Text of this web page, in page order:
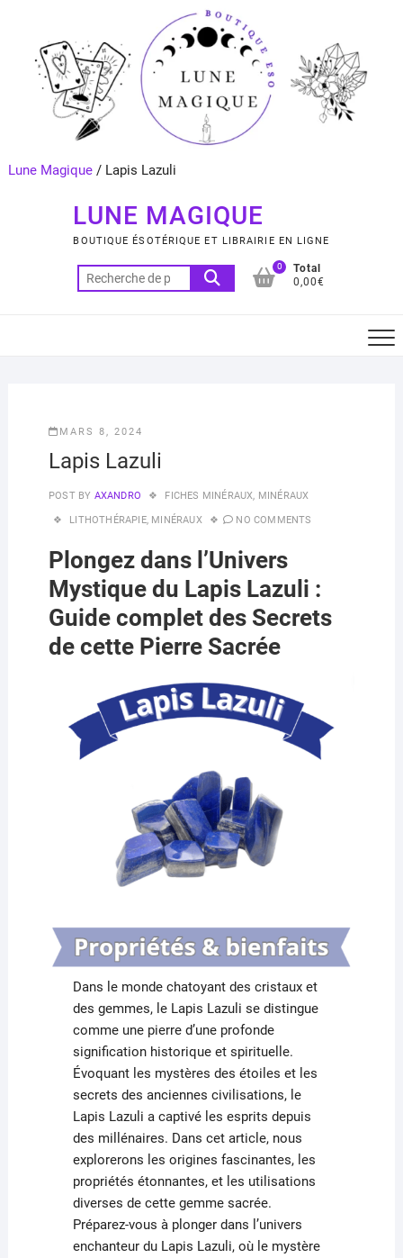
content
Lune Magique/ Lapis Lazuli
LUNE MAGIQUE
BOUTIQUE ÉSOTÉRIQUE ET LIBRAIRIE EN LIGNE
Recherche
pour :
0
Total
0,00€
MARS 8, 2024
Lapis Lazuli
POST BY AXANDRO FICHES MINÉRAUX, MINÉRAUX
LITHOTHÉRAPIE, MINÉRAUX NO COMMENTS
Plongez dans l’Univers
Mystique du Lapis Lazuli :
Guide complet des Secrets
de cette Pierre Sacrée
Dans le monde chatoyant des cristaux et
des gemmes, le Lapis Lazuli se distingue
comme une pierre d’une profonde
signification historique et spirituelle.
Évoquant les mystères des étoiles et les
secrets des anciennes civilisations, le
Lapis Lazuli a captivé les esprits depuis
des millénaires. Dans cet article, nous
explorerons les origines fascinantes, les
propriétés étonnantes, et les utilisations
diverses de cette gemme sacrée.
Préparez-vous à plonger dans l’univers
enchanteur du Lapis Lazuli, où le mystère